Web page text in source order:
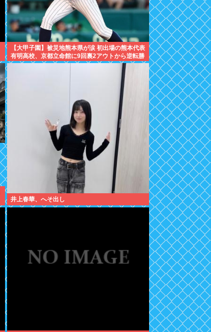
【大甲子園】被災地熊本県が涙 初出場の熊本代表
有明高校、京都立命館に9回裏2アウトから逆転勝
利
井上春華、へそ出し